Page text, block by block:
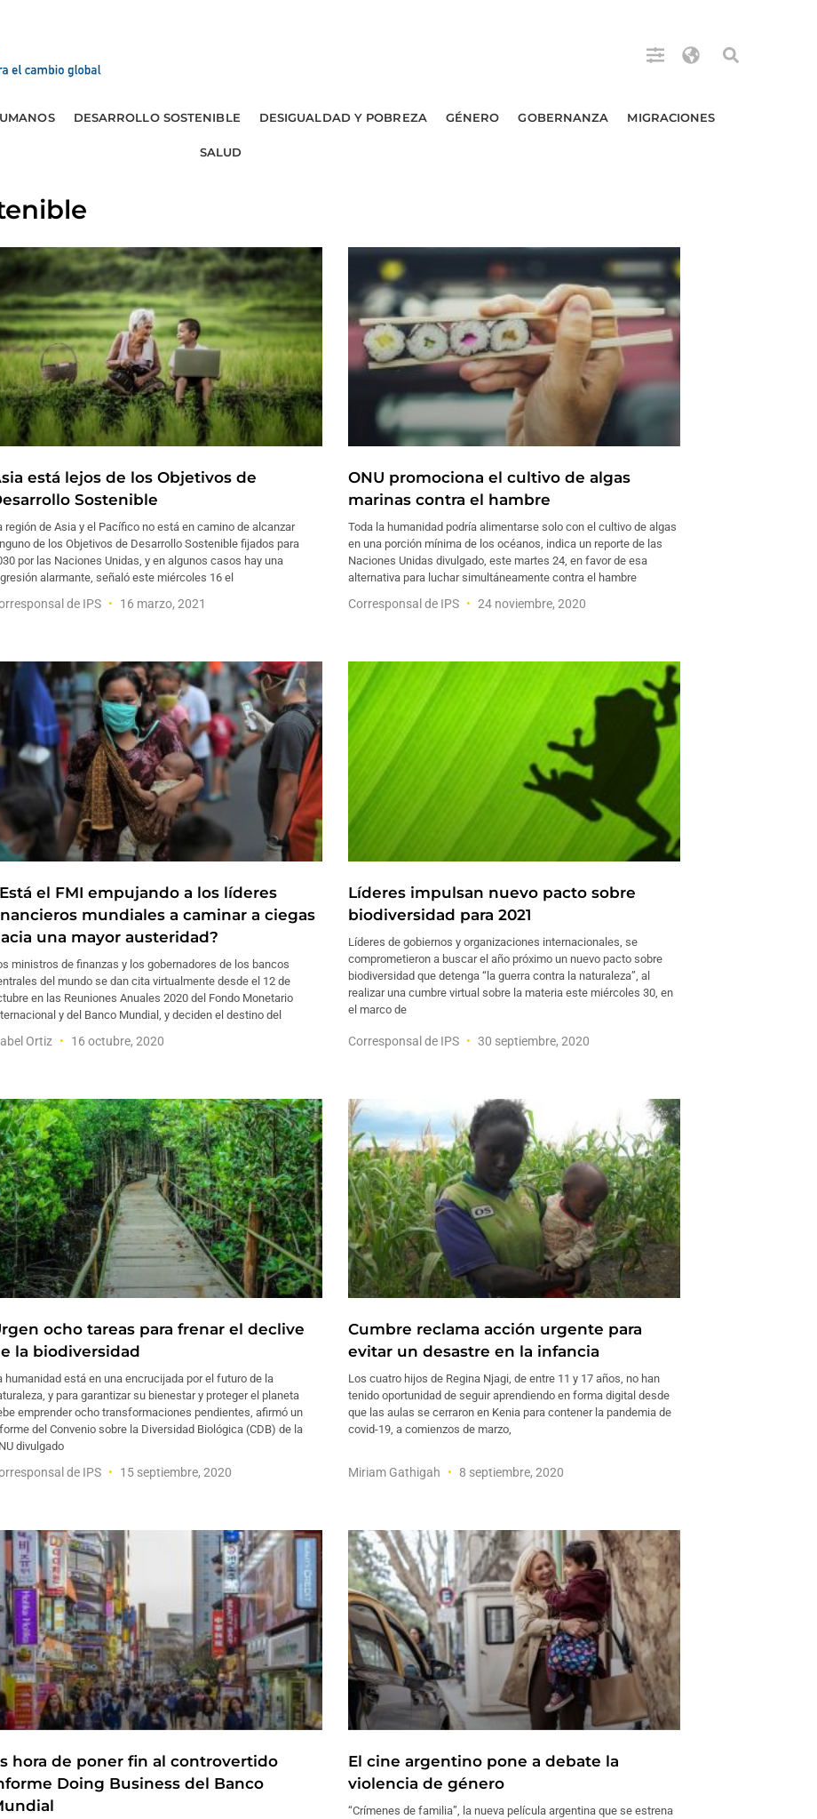
DESARROLLO SOSTENIBLE DESIGUALDAD Y POBREZA GÉNERO GOBERNANZA MIGRACIONES
SALUD
está lejos de los Objetivos de
Sostenible
región de Asia y el Pacífico no está en camino de alcanzar
de los Objetivos de Desarrollo Sostenible fijados para
por las Naciones Unidas, y en algunos casos hay una
alarmante, señaló este miércoles 16 el
de IPS 16 marzo, 2021
ONU promociona el cultivo de algas
marinas contra el hambre
Toda la humanidad podría alimentarse solo con el cultivo de algas
en una porción mínima de los océanos, indica un reporte de las
Naciones Unidas divulgado, este martes 24, en favor de esa
alternativa para luchar simultáneamente contra el hambre
Corresponsal de IPS 24 noviembre, 2020
el FMI empujando a los líderes
mundiales a caminar a ciegas
una mayor austeridad?
ministros de finanzas y los gobernadores de los bancos
del mundo se dan cita virtualmente desde el 12 de
en las Reuniones Anuales 2020 del Fondo Monetario
y del Banco Mundial, y deciden el destino del
Ortiz 16 octubre, 2020
Líderes impulsan nuevo pacto sobre
biodiversidad para 2021
Líderes de gobiernos y organizaciones internacionales, se
comprometieron a buscar el año próximo un nuevo pacto sobre
biodiversidad que detenga “la guerra contra la naturaleza”, al
realizar una cumbre virtual sobre la materia este miércoles 30, en
el marco de
Corresponsal de IPS 30 septiembre, 2020
ocho tareas para frenar el declive
la biodiversidad
humanidad está en una encrucijada por el futuro de la
y para garantizar su bienestar y proteger el planeta
emprender ocho transformaciones pendientes, afirmó un
del Convenio sobre la Diversidad Biológica (CDB) de la
divulgado
de IPS 15 septiembre, 2020
Cumbre reclama acción urgente para
evitar un desastre en la infancia
Los cuatro hijos de Regina Njagi, de entre 11 y 17 años, no han
tenido oportunidad de seguir aprendiendo en forma digital desde
que las aulas se cerraron en Kenia para contener la pandemia de
covid-19, a comienzos de marzo,
Miriam Gathigah 8 septiembre, 2020
hora de poner fin al controvertido
Doing Business del Banco
El cine argentino pone a debate la
violencia de género
“Crímenes de familia”, la nueva película argentina que se estrena